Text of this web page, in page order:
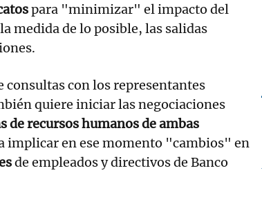
para "minimizar" el impacto del
medida de lo posible, las salidas
consultas con los representantes
quiere iniciar las negociaciones
de recursos humanos de ambas
implicar en ese momento "cambios" en
de empleados y directivos de Banco